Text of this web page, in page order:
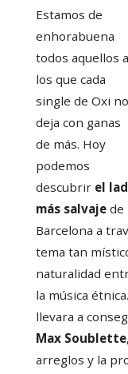
Estamos de
enhorabuena
todos aquellos a
los que cada
single de Oxi
deja con ganas
de más. Hoy
podemos
descubrir el
más salvajede
Barcelona a
tema tan
naturalidad
la música
llevara a
Max Soublette
arreglos y la